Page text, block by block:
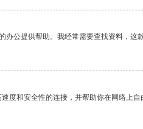
公提供帮助。我经常需要查找资料，这
度和安全性的连接，并帮助你在网络上自